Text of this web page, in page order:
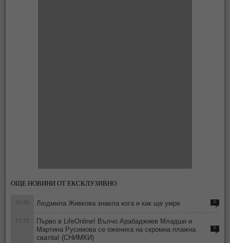
ОЩЕ НОВИНИ ОТ ЕКСКЛУЗИВНО
10:50 Людмила Живкова знаела кога и как ще умре 0
12:32
Първо в LifeOnline! Вълчо Арабаджиев Младши и
Мартина Русимова сe oжениха на скромна плажна
сватба! (СНИМКИ)
0